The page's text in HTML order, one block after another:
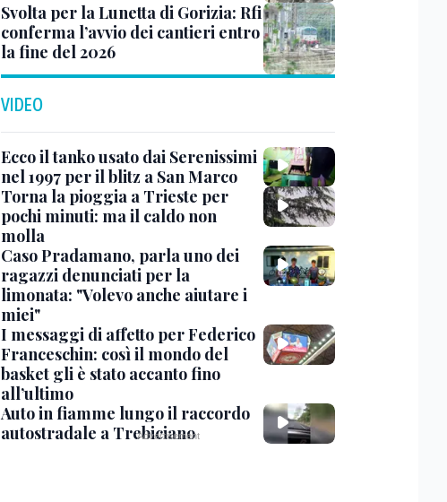
Svolta per la Lunetta di Gorizia: Rfi
conferma l’avvio dei cantieri entro
la fine del 2026
VIDEO
Ecco il tanko usato dai Serenissimi
nel 1997 per il blitz a San Marco
Torna la pioggia a Trieste per
pochi minuti: ma il caldo non
molla
Caso Pradamano, parla uno dei
ragazzi denunciati per la
limonata: "Volevo anche aiutare i
miei"
I messaggi di affetto per Federico
Franceschin: così il mondo del
basket gli è stato accanto fino
all’ultimo
Auto in fiamme lungo il raccordo
autostradale a Trebiciano